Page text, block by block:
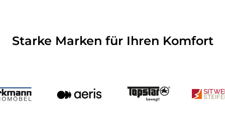
Starke Marken für Ihren Komfort